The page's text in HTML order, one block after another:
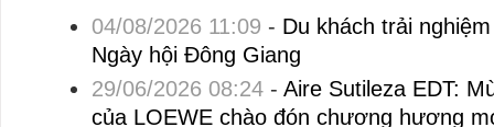
04/08/2026 11:09 - Du khách trải
Ngày hội Đông Giang
29/06/2026 08:24- Aire Sutileza EDT:
của LOEWE chào đón chương hương